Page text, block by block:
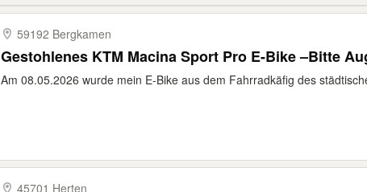
59192 Bergkamen
Gestohlenes KTM Macina Sport Pro E-Bike –Bitte
Am 08.05.2026 wurde mein E-Bike aus dem Fahrradkäfig des
45701 Herten